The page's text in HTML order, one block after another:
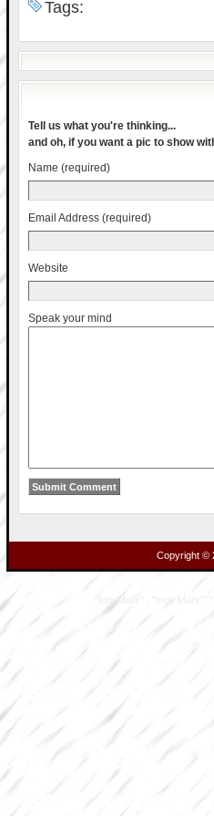
Tags:
Tell us what you're thinking...
and oh, if you want a pic to show
Name (required)
Email Address (required)
Website
Speak your mind
Copyright ©
"InovMark" , "Inov Mark",